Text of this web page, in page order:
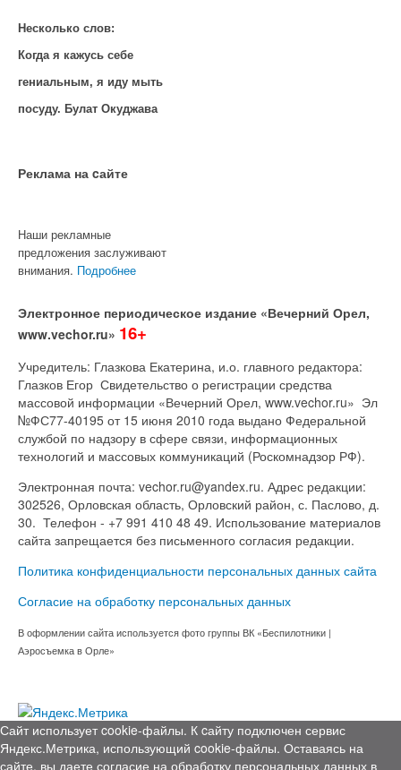
Несколько слов:
Когда я кажусь себе
гениальным, я иду мыть
посуду. Булат Окуджава
Реклама на cайте
Наши рекламные
предложения заслуживают
внимания. Подробнее
Электронное периодическое издание «Вечерний Орел,
www.vechor.ru» 16+
Учредитель: Глазкова Екатерина, и.о. главного редактора:
Глазков Егор Свидетельство о регистрации средства
массовой информации «Вечерний Орел, www.vechor.ru» Эл
№ФС77-40195 от 15 июня 2010 года выдано Федеральной
службой по надзору в сфере связи, информационных
технологий и массовых коммуникаций (Роскомнадзор РФ).
Электронная почта: vechor.ru@yandex.ru. Адрес редакции:
302526, Орловская область, Орловский район, с. Паслово, д.
30. Телефон - +7 991 410 48 49. Использование материалов
сайта запрещается без письменного согласия редакции.
Политика конфиденциальности персональных данных сайта
Согласие на обработку персональных данных
В оформлении сайта используется фото группы ВК «Беспилотники |
Аэросъемка в Орле»
Сайт использует cookie-файлы. К cайту подключен сервис
Яндекс.Метрика, использующий cookie-файлы. Оставаясь на
сайте, вы даете согласие на обработку персональных данных в